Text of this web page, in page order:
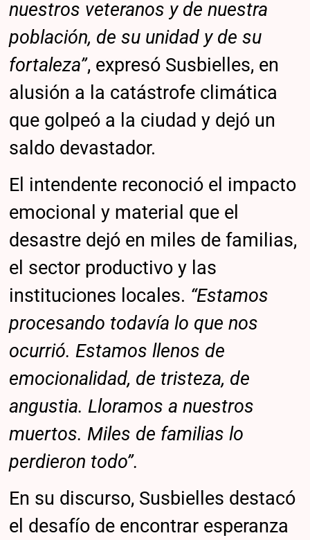
nuestros veteranos y de nuestra
población, de su unidad y de su
fortaleza”, expresó Susbielles, en
alusión a la catástrofe climática
que golpeó a la ciudad y dejó un
saldo devastador.
El intendente reconoció el impacto
emocional y material que el
desastre dejó en miles de familias,
el sector productivo y las
instituciones locales. “Estamos
procesando todavía lo que nos
ocurrió. Estamos llenos de
emocionalidad, de tristeza, de
angustia. Lloramos a nuestros
muertos. Miles de familias lo
perdieron todo”.
En su discurso, Susbielles destacó
el desafío de encontrar esperanza